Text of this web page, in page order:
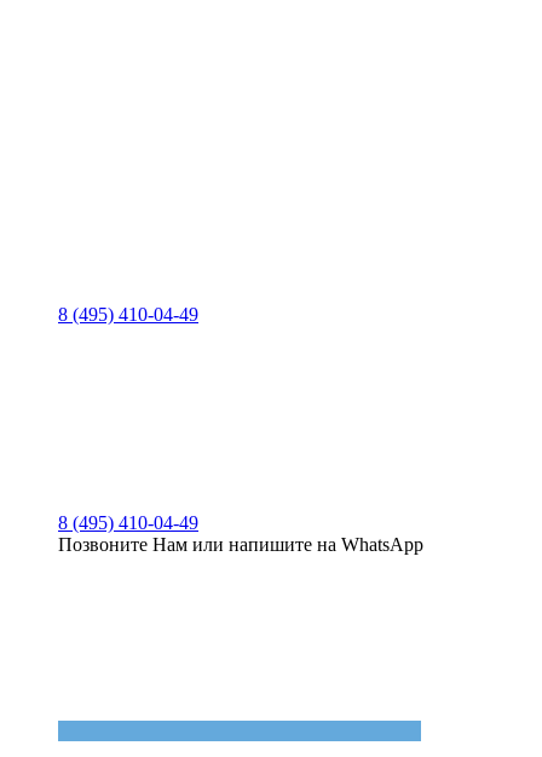
8 (495) 410-04-49
8 (495) 410-04-49
Позвоните Нам или напишите на WhatsApp